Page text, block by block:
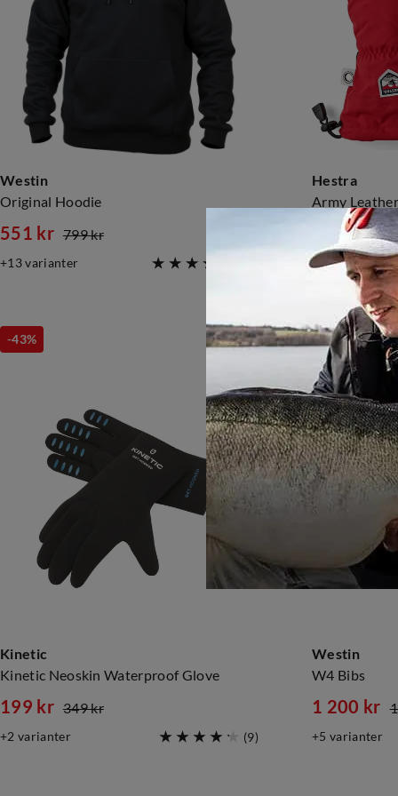
Westin
Original Hoodie
price
551 kr
price
799 kr
13 varianter
Hestra
Army
price
798 kr
1
Kinetic
Kinetic Neoskin Waterproof Glove
-43%
price
199 kr
price
349 kr
2 varianter (9)
Westin
W4 Bibs
-25%
price
1 200 kr
price
5 varianter